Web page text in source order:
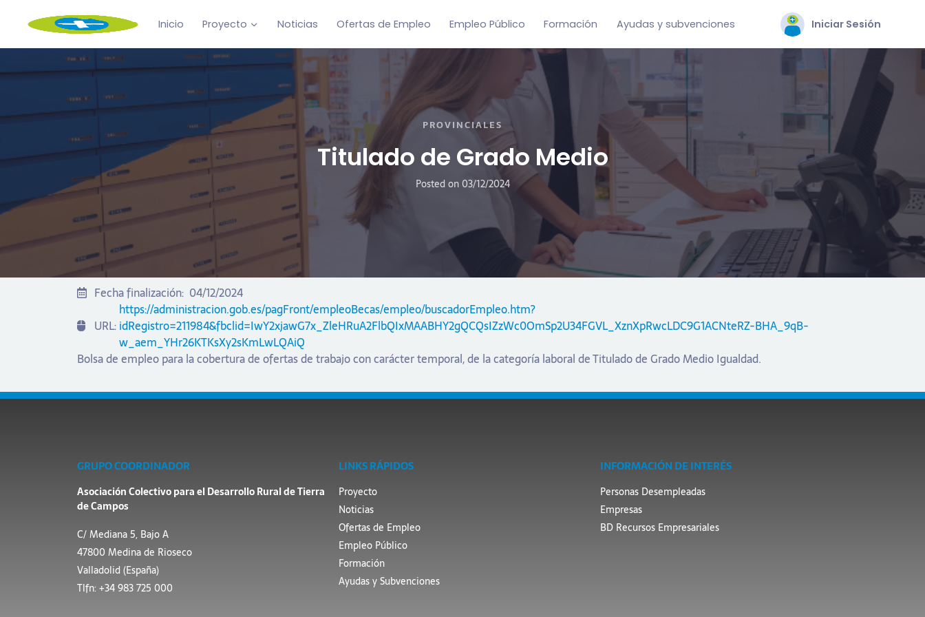
Inicio Proyecto Noticias Ofertas de Empleo Empleo Público Formación Ayudas y subvenciones Iniciar Sesión
PROVINCIALES
Titulado de Grado Medio
Posted on03/12/2024
Fecha finalización: 04/12/2024
URL:
https://administracion.gob.es/pagFront/empleoBecas/empleo/buscadorEmpleo.htm?
idRegistro=211984&fbclid=IwY2xjawG7x_ZleHRuA2FlbQIxMAABHY2gQCQsIZzWc0OmSp2U34FGVL_XznXpRwcLDC9G1ACNteRZ-BHA_9qB-
w_aem_YHr26KTKsXy2sKmLwLQAiQ
Bolsa de empleo para la cobertura de ofertas de trabajo con carácter temporal, de la categoría laboral de Titulado de Grado Medio Igualdad.
GRUPO COORDINADOR
Asociación Colectivo para el Desarrollo Rural de Tierra
de Campos
C/ Mediana 5, Bajo A
47800 Medina de Rioseco
Valladolid (España)
Tlfn: +34 983 725 000
LINKS RÁPIDOS
Proyecto
Noticias
Ofertas de Empleo
Empleo Público
Formación
Ayudas y Subvenciones
INFORMACIÓN DE INTERÉS
Personas Desempleadas
Empresas
BD Recursos Empresariales